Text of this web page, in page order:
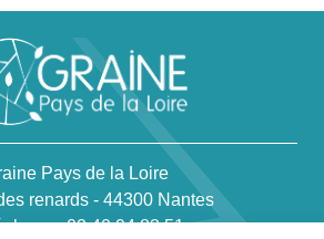
Pays de la Loire
renards - 44300 Nantes
: 02 40 94 83 51